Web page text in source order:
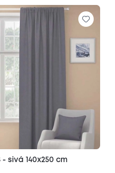
sivá 140x250 cm